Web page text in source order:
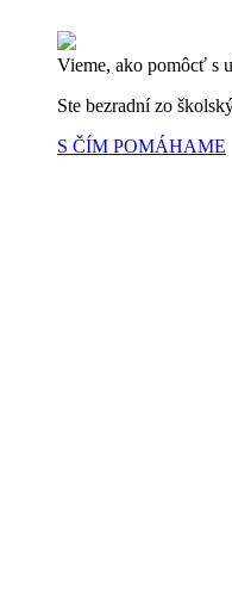
Vieme, ako pomôcť s
Ste bezradní zo
S ČÍM POMÁHAME